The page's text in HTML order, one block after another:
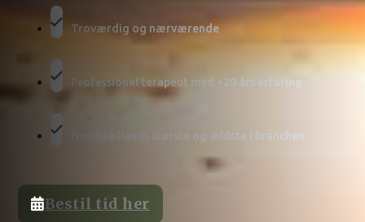
Troværdig og nærværende
Professionel terapeut med +20 års erfaring
Nordsjællands største og ældste i branchen
Bestil tid her